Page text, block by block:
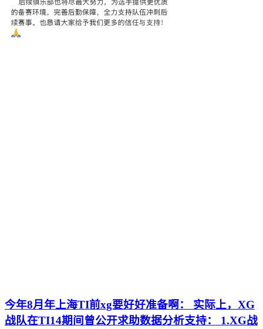
今年8月年上海TI前xg要好好准备啊： 实际上，XG
战队在TI14期间曾公开求助数据分析支持： 1.XG战